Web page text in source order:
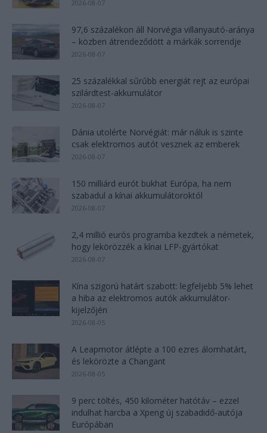
2026-08-07
97,6 százalékon áll Norvégia villanyautó-aránya
– közben átrendeződött a márkák sorrendje
2026-08-07
25 százalékkal sűrűbb energiát rejt az európai
szilárdtest-akkumulátor
2026-08-07
Dánia utolérte Norvégiát: már náluk is szinte
csak elektromos autót vesznek az emberek
2026-08-07
150 milliárd eurót bukhat Európa, ha nem
szabadul a kínai akkumulátoroktól
2026-08-07
2,4 millió eurós programba kezdtek a németek,
hogy lekörözzék a kínai LFP-gyártókat
2026-08-07
Kína szigorú határt szabott: legfeljebb 5% lehet
a hiba az elektromos autók akkumulátor-
kijelzőjén
2026-08-05
A Leapmotor átlépte a 100 ezres álomhatárt,
és lekörözte a Changant
2026-08-05
9 perc töltés, 450 kilométer hatótáv – ezzel
indulhat harcba a Xpeng új szabadidő-autója
Európában